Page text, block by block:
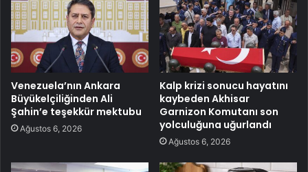
Venezuela’nın Ankara
Büyükelçiliğinden Ali
Şahin’e teşekkür mektubu
Ağustos 6, 2026
Kalp krizi sonucu hayatını
kaybeden Akhisar
Garnizon Komutanı son
yolculuğuna uğurlandı
Ağustos 6, 2026